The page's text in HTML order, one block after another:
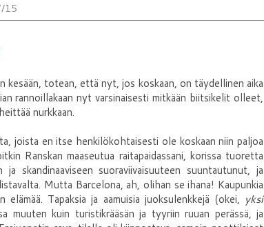
15
kesään, totean, että nyt, jos koskaan, on täydellinen aika
rannoillakaan nyt varsinaisesti mitkään biitsikelit olleet,
nurkkaan.
joista en itse henkilökohtaisesti ole koskaan niin paljoa
Ranskan maaseutua raitapaidassani, korissa tuoretta
skandinaaviseen suoraviivaisuuteen suuntautunut, ja
Mutta Barcelona, ah, olihan se ihana! Kaupunkia
Tapaksia ja aamuisia juoksulenkkejä (okei, yksi
muuten kuin turistikrääsän ja tyyriin ruuan perässä, ja